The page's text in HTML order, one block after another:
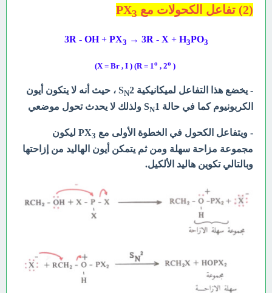
(2) تفاعل الكحولات مع PX 3
3R - OH + PX3 → 3R - X + H3PO3
o , 2o ))
- يخضع هذا التفاعل لميكانيكية S N
2 ، حيث أنه لا يتكون أيون
الكربونيوم كما في حالة S
N1 ولذلك لا يحدث تحول موضعي
- ويتفاعل الكحول في الخطوة الأولى مع PX 3
ليكون
مجموعة مزاحة سهلة ومن ثم يتمكن أيون الهاليد من إزاحتها
وبالتالي تكوين هاليد الألكيل.